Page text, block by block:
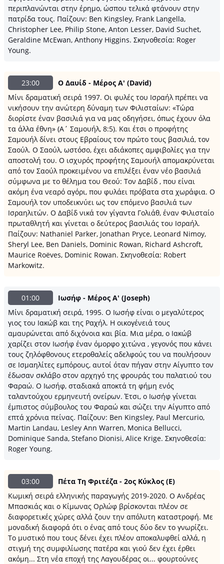
περιπλανώνται στην έρημο, ώσπου τελικά φτάνουν στην
πατρίδα τους. Παίζουν: Ben Kingsley, Frank Langella,
Christopher Lee, Philip Stone, Anton Lesser, David Suchet,
Geraldine McEwan, Anthony Higgins. Σκηνοθεσία: Roger
Young.
23:00
Ο Δαυίδ - Μέρος Α' (David)
Μίνι δραματική σειρά 1997. Οι φυλές του Ισραήλ πρέπει να
νικήσουν την ανώτερη δύναμη των Φιλισταίων: «Τώρα
διορίστε έναν βασιλιά για να μας οδηγήσει, όπως έχουν όλα
τα άλλα έθνη» (Α΄ Σαμουήλ, 8:5). Και έτσι ο προφήτης
Σαμουήλ δίνει στους Εβραίους τον πρώτο τους βασιλιά, τον
Σαούλ. Ο Σαούλ, ωστόσο, έχει αδιάκοπες αμφιβολίες για την
αποστολή του. Ο ισχυρός προφήτης Σαμουήλ απομακρύνεται
από τον Σαούλ προκειμένου να επιλέξει έναν νέο βασιλιά
σύμφωνα με το θέλημα του Θεού: Τον Δαβίδ , που είναι
ακόμη ένα νεαρό αγόρι, που φυλάει πρόβατα στα χωράφια. Ο
Σαμουήλ τον υποδεικνύει ως τον επόμενο βασιλιά των
Ισραηλιτών. Ο Δαβίδ νικά τον γίγαντα Γολιάθ, έναν Φιλισταίο
πρωταθλητή και γίνεται ο δεύτερος βασιλιάς του Ισραήλ.
Παίζουν: Nathaniel Parker, Jonathan Pryce, Leonard Nimoy,
Sheryl Lee, Ben Daniels, Dominic Rowan, Richard Ashcroft,
Maurice Roëves, Dominic Rowan. Σκηνοθεσία: Robert
Markowitz.
01:00
Ιωσήφ - Μέρος Α' (Joseph)
Μίνι δραματική σειρά, 1995. Ο Ιωσήφ είναι ο μεγαλύτερος
γιος του Ιακώβ και της Ραχήλ. Η οικογένειά τους
αμαυρώνεται από διχόνοια και βία. Μια μέρα, ο Ιακώβ
χαρίζει στον Ιωσήφ έναν όμορφο χιτώνα , γεγονός που κάνει
τους ζηλόφθονους ετεροθαλείς αδελφούς του να πουλήσουν
σε Ισμαηλίτες εμπόρους, αυτοί όταν πήγαν στην Αίγυπτο τον
έδωσαν σκλάβο στον αρχηγό της φρουράς του παλατιού του
Φαραώ. O Ιωσήφ, σταδιακά αποκτά τη φήμη ενός
ταλαντούχου ερμηνευτή ονείρων. Έτσι, ο Ιωσήφ γίνεται
έμπιστος σύμβουλος του Φαραώ και σώζει την Αίγυπτο από
επτά χρόνια πείνας. Παίζουν: Ben Kingsley, Paul Mercurio,
Martin Landau, Lesley Ann Warren, Monica Bellucci,
Dominique Sanda, Stefano Dionisi, Alice Krige. Σκηνοθεσία:
Roger Young.
03:00
Πέτα Τη Φριτέζα - 2ος Κύκλος (Ε)
Κωμική σειρά ελληνικής παραγωγής 2019-2020. Ο Ανδρέας
Μπασκιάς και ο Κίμωνας Ορλώφ βρίσκονται πλέον σε
διαφορετικές χώρες αλλά ζουν την απόλυτη καταστροφή. Με
μοναδική διαφορά ότι ο ένας από τους δύο δεν το γνωρίζει.
Το μυστικό που τους δένει έχει πλέον αποκαλυφθεί αλλά, η
στιγμή της συμφιλίωσης πατέρα και γιού δεν έχει έρθει
ακόμη... Στη νέα εποχή της Λαγουδέρας οι... φουρτούνες